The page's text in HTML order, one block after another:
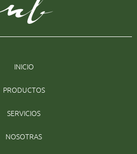
INICIO
PRODUCTOS
SERVICIOS
NOSOTRAS